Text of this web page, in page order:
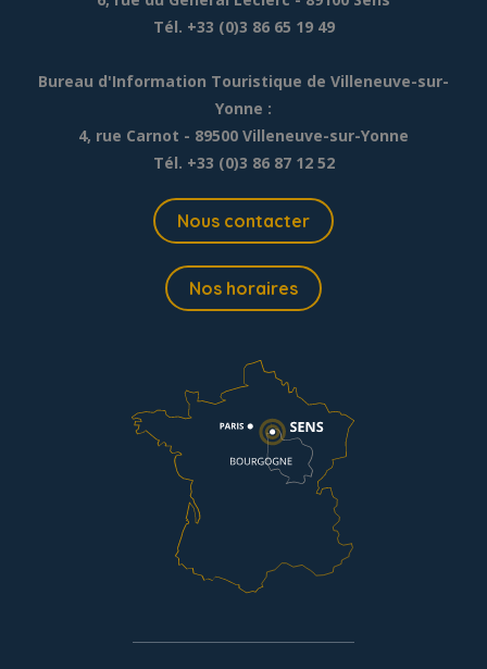
Tél. +33 (0)3 86 65 19 49
Bureau d'Information Touristique de Villeneuve-sur-
Yonne :
4, rue Carnot - 89500 Villeneuve-sur-Yonne
Tél. +33 (0)3 86 87 12 52
Nous contacter
Nos horaires